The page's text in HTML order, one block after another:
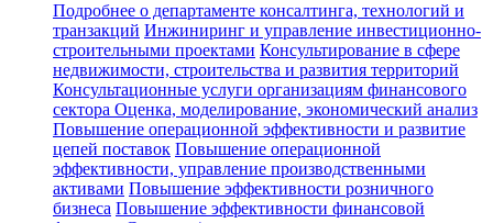
Подробнее о департаменте консалтинга, технологий и
транзакций Инжиниринг и управление инвестиционно-
строительными проектами Консультирование в сфере
недвижимости, строительства и развития территорий
Консультационные услуги организациям финансового
сектора Оценка, моделирование, экономический анализ
Повышение операционной эффективности и развитие
цепей поставок Повышение операционной
эффективности, управление производственными
активами Повышение эффективности розничного
бизнеса Повышение эффективности финансовой